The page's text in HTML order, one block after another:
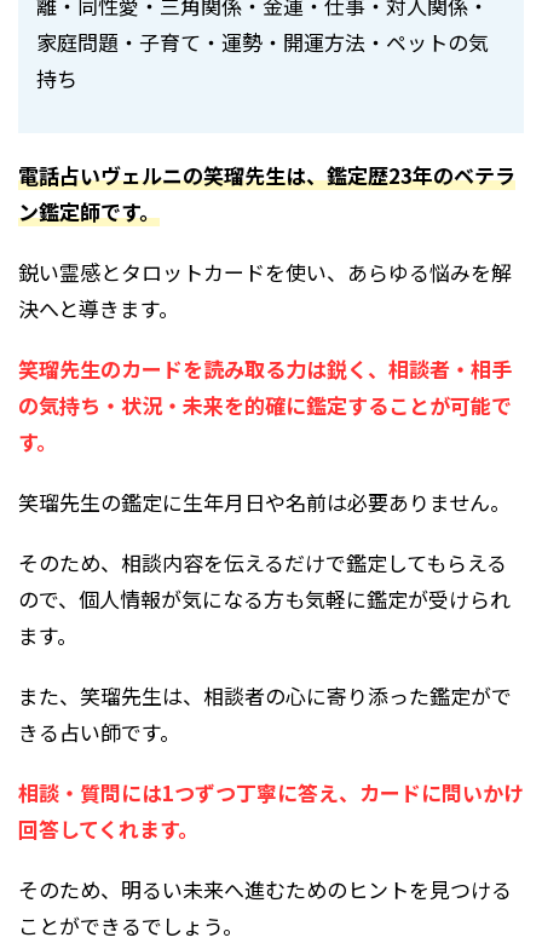
家庭問題・子育て・運勢・開運方法・ペットの気
持ち
電話占いヴェルニの笑瑠先生は、鑑定歴23年のベテラ
ン鑑定師です。
鋭い霊感とタロットカードを使い、あらゆる悩みを解
決へと導きます。
笑瑠先生のカードを読み取る力は鋭く、相談者・相手
の気持ち・状況・未来を的確に鑑定することが可能で
す。
笑瑠先生の鑑定に生年月日や名前は必要ありません。
そのため、相談内容を伝えるだけで鑑定してもらえる
ので、個人情報が気になる方も気軽に鑑定が受けられ
ます。
また、笑瑠先生は、相談者の心に寄り添った鑑定がで
きる占い師です。
相談・質問には1つずつ丁寧に答え、カードに問いかけ
回答してくれます。
そのため、明るい未来へ進むためのヒントを見つける
ことができるでしょう。